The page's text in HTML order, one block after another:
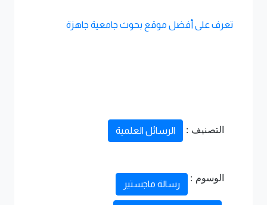
تعرف على أفضل موقع بحوث جامعية جاهزة
التصنيف : الرسائل العلمية
الوسوم :
رسالة ماجستير